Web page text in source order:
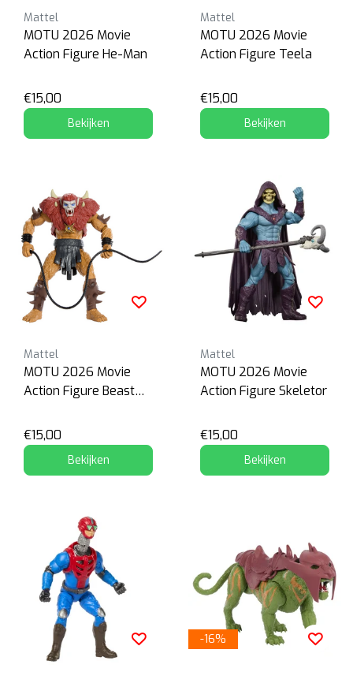
Mattel
MOTU 2026 Movie
Action Figure He-Man
€15,00
Bekijken
Mattel
MOTU 2026 Movie
Action Figure Teela
€15,00
Bekijken
Mattel
MOTU 2026 Movie
Action Figure Beast
€15,00
Bekijken
Mattel
MOTU 2026 Movie
Action Figure Skeletor
€15,00
Bekijken
-16%